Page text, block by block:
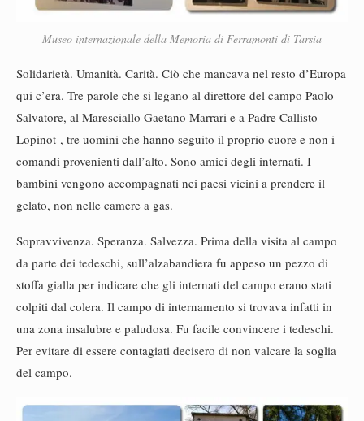
Museo internazionale della Memoria di Ferramonti di Tarsia
Solidarietà. Umanità. Carità. Ciò che mancava nel resto d’Europa
qui c’era. Tre parole che si legano al direttore del campo Paolo
Salvatore, al Maresciallo Gaetano Marrari e a Padre Callisto
Lopinot , tre uomini che hanno seguito il proprio cuore e non i
comandi provenienti dall’alto. Sono amici degli internati. I
bambini vengono accompagnati nei paesi vicini a prendere il
gelato, non nelle camere a gas.
Sopravvivenza. Speranza. Salvezza. Prima della visita al campo
da parte dei tedeschi, sull’alzabandiera fu appeso un pezzo di
stoffa gialla per indicare che gli internati del campo erano stati
colpiti dal colera. Il campo di internamento si trovava infatti in
una zona insalubre e paludosa. Fu facile convincere i tedeschi.
Per evitare di essere contagiati decisero di non valcare la soglia
del campo.